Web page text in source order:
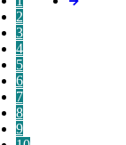
2
3
4
5
6
7
8
9